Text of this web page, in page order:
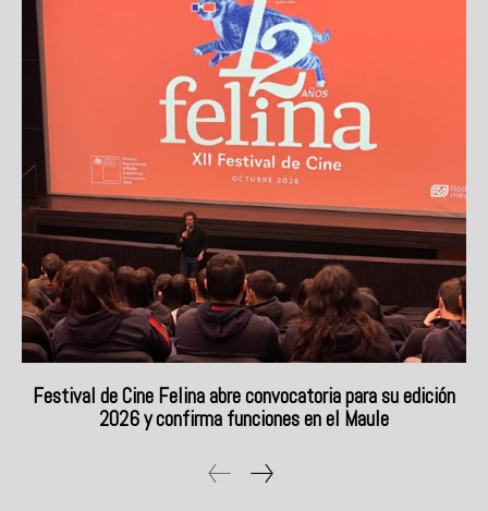
Festival de Cine Felina abre convocatoria para su edición
2026 y confirma funciones en el Maule